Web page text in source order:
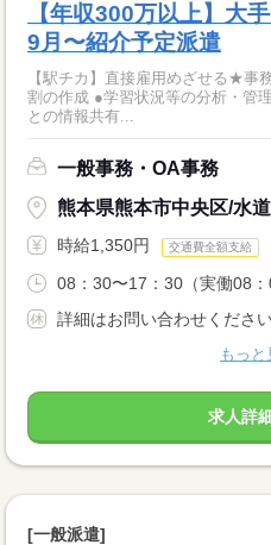
【年収300万以上】大
9月〜紹介予定派遣
【駅チカ】直接雇用めざせる★事
割の作成 ●学習状況等の分析・管
との情報共有...
一般事務・OA事務
熊本県熊本市中央区/水
時給1,350円 交通費全額支給
08：30〜17：30（実働08：
詳細はお問い合わせください
もっと
求人詳
[一般派遣]